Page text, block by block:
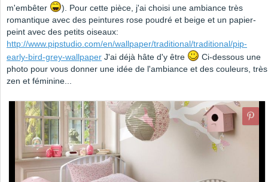
m'embêter
). Pour cette pièce, j'ai choisi une ambiance très
romantique avec des peintures rose poudré et beige et un papier-
peint avec des petits oiseaux:
http://www.pipstudio.com/en/wallpaper/traditional/traditional/pip-
early-bird-grey-wallpaper J'ai déjà hâte d'y être
Ci-dessous une
photo pour vous donner une idée de l'ambiance et des couleurs, très
zen et féminine...